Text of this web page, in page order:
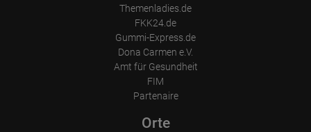
Themenladies.de
FKK24.de
Gummi-Express.de
Dona Carmen e.V.
Amt für Gesundheit
FIM
Partenaire
Orte